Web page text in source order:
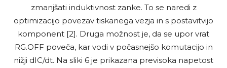
zmanjšati induktivnost zanke. To se naredi z
optimizacijo povezav tiskanega vezja in s postavitvijo
komponent [2]. Druga možnost je, da se upor vrat
RG.OFF poveča, kar vodi v počasnejšo komutacijo in
nižji dIC/dt. Na sliki 6 je prikazana previsoka napetost